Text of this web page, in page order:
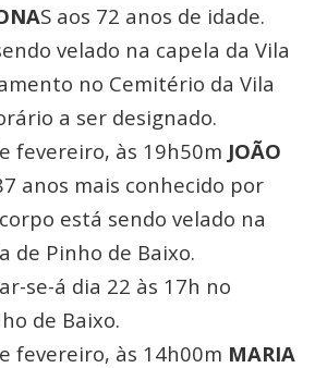
S aos 72 anos de idade.
velado na capela da Vila
no Cemitério da Vila
a ser designado.
fevereiro, às 19h50m JOÃO
anos mais conhecido por
está sendo velado na
de Pinho de Baixo.
se-á dia 22 às 17h no
de Baixo.
fevereiro, às 14h00m MARIA